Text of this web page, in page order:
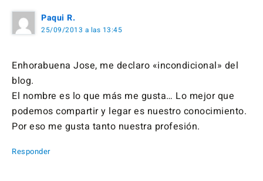
Paqui R.
25/09/2013 a las 13:45
Enhorabuena Jose, me declaro «incondicional» del
blog.
El nombre es lo que más me gusta… Lo mejor que
podemos compartir y legar es nuestro conocimiento.
Por eso me gusta tanto nuestra profesión.
Responder